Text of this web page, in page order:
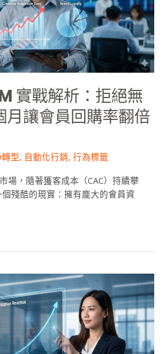
實戰解析：拒絕無
月讓會員回購率翻倍
型, 自動化行銷, 行為標籤
場，隨著獲客成本（CAC）持續攀
殘酷的現實：擁有龐大的會員資